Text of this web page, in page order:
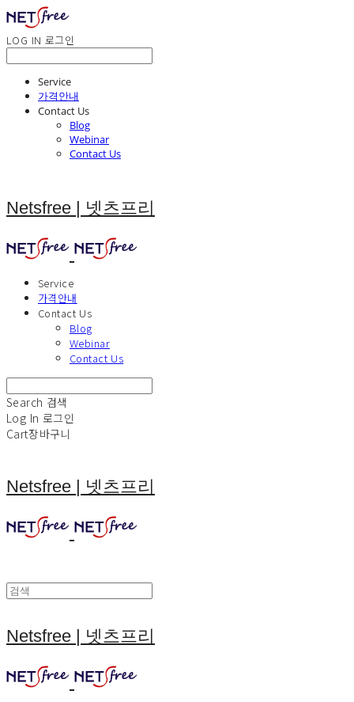
LOG IN 로그인
Service
가격안내
Contact Us
Blog
Webinar
Contact Us
Netsfree | 넷츠프리
Service
가격안내
Contact Us
Blog
Webinar
Contact Us
Search 검색
Log In 로그인
Cart장바구니
Netsfree | 넷츠프리
Netsfree | 넷츠프리